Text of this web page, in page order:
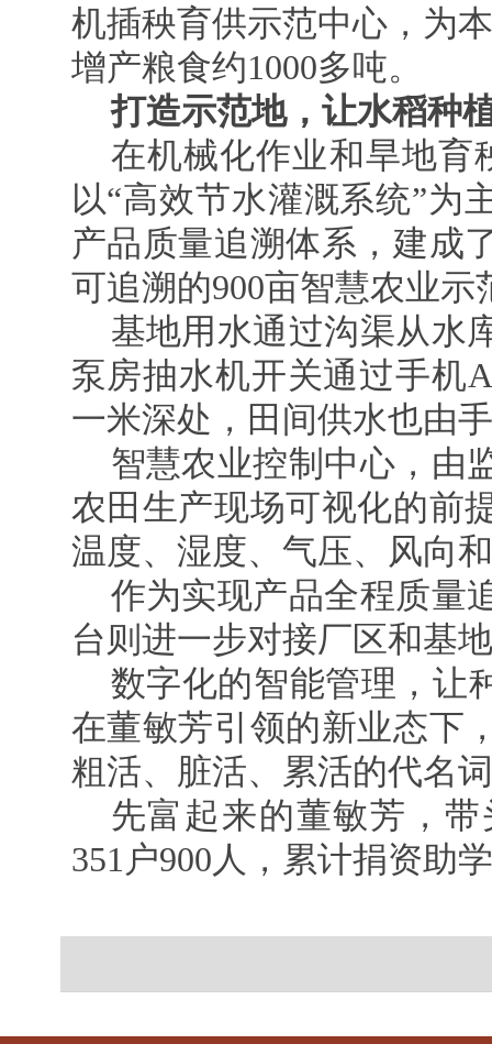
机插秧育供示范中心，为
增产粮食约1000多吨。
打造示范地，让水稻种
在机械化作业和旱地育
以“高效节水灌溉系统”为
产品质量追溯体系，建成
可追溯的900亩智慧农业
基地用水通过沟渠从水
泵房抽水机开关通过手机
一米深处，田间供水也由
智慧农业控制中心，由
农田生产现场可视化的前
温度、湿度、气压、风向
作为实现产品全程质量
台则进一步对接厂区和基
数字化的智能管理，让
在董敏芳引领的新业态下
粗活、脏活、累活的代名
先富起来的董敏芳，
351户900人，累计捐资助